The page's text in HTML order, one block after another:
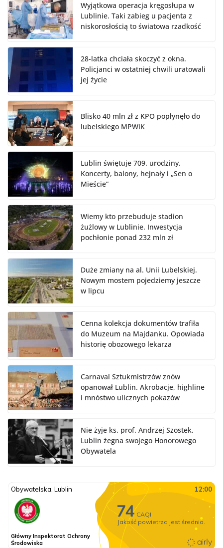
Wyjątkowa operacja kręgosłupa w
Lublinie. Taki zabieg u pacjenta z
niskorosłością to światowa rzadkość
28-latka chciała skoczyć z okna.
Policjanci w ostatniej chwili uratowali
jej życie
Blisko 40 mln zł z KPO popłynęło do
lubelskiego MPWiK
Lublin świętuje 709. urodziny.
Koncerty, balony, hejnały i „Sen o
Mieście”
Wiemy kto przebuduje stadion
żużlowy w Lublinie. Inwestycja
pochłonie ponad 232 mln zł
Duże zmiany na al. Unii Lubelskiej.
Nowym mostem pojedziemy jeszcze
w lipcu
Cenna kolekcja dokumentów trafiła
do Muzeum na Majdanku. Opowiada
historię obozowego lekarza
Carnaval Sztukmistrzów znów
opanował Lublin. Akrobacje, highline
i mnóstwo ulicznych pokazów
Nie żyje ks. prof. Andrzej Szostek.
Lublin żegna swojego Honorowego
Obywatela